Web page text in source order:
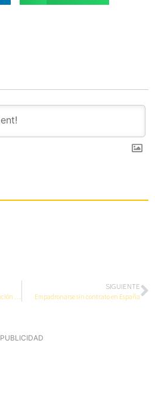
¿Cómo solicitar el Informe de Integración Social?
SIGUIENTE
Empadronarse sin contrato en España
PUBLICIDAD